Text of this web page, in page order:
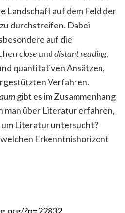
Landschaft auf dem Feld der
durchstreifen. Dabei
auf die
closeunddistantreading,
quantitativen Ansätzen,
Verfahren.
gibt es im Zusammenhang
man über Literatur erfahren,
um Literatur untersucht?
Erkenntnishorizont
?p=22832